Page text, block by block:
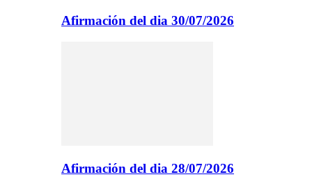
Afirmación del dia 30/07/2026
Afirmación del dia 28/07/2026